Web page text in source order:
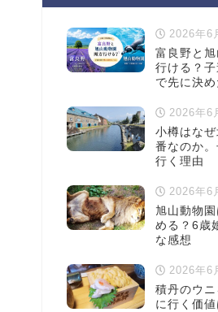
2026年6
富良野と
行ける？
で先に決め
2026年6
小樽はな
番なのか
行く理由
2026年6
旭山動物
める？6歳
な感想
2026年6
積丹のウ
に行く価